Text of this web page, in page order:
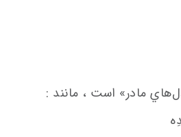
مادر» است ، مانند :